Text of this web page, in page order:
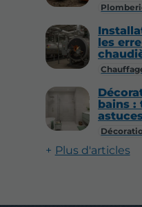
les
bains :
Plus d'articles